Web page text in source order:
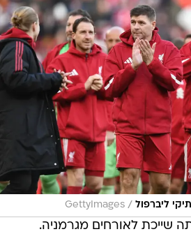
ליברפול /
GettyImages
שייכת לאורחים מגרמניה.
חוסר הבנה בהגנה
האדומה כדי לצמצם ל-2:1. בדקה ה-61 נכנס יוסי